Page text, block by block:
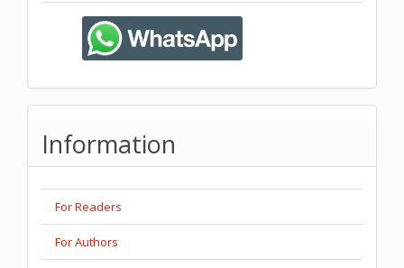
Information
For Readers
For Authors